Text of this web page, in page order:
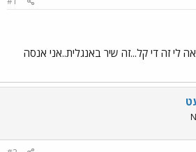
לי זה די קל...זה שיר באנגלית..אני אנסה